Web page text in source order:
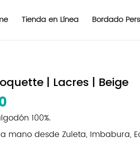
Tienda en Línea Bordado
| Lacres | Beige
100%.
mano desde Zuleta, Imbabura,